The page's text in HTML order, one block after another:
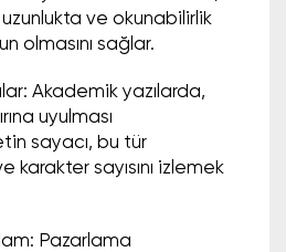
ve okunabilirlik
olmasını sağlar.
Akademik yazılarda,
uyulması
sayacı, bu tür
karakter sayısını izlemek
Pazarlama